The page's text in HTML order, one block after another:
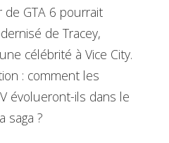
GTA 6 pourrait
de Tracey,
célébrité à Vice City.
: comment les
évolueront-ils dans le
saga ?